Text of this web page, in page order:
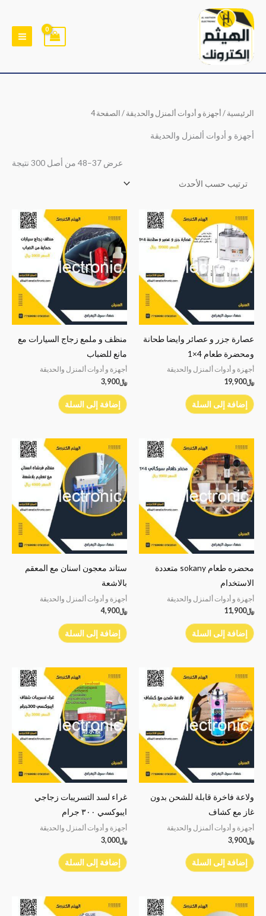
تخطي
المحتوى
الرئيسية / أجهزة و أدوات ألمنزل والحديقة / الصفحة 4
أجهزة و أدوات ألمنزل والحديقة
عرض 37–48 من أصل 300 نتيجة
عصارة جزر و عصائر وايضا طحانة
ومحضرة طعام 4×1
أجهزة و أدوات ألمنزل والحديقة
﷼19,900
إضافة إلى السلة
منظف و ملمع زجاج السيارات مع
مانع للضباب
أجهزة و أدوات ألمنزل والحديقة
﷼3,900
إضافة إلى السلة
محضره طعام sokany متعددة
الاستخدام
أجهزة و أدوات ألمنزل والحديقة
﷼11,900
إضافة إلى السلة
ستاند معجون اسنان مع المعقم
بالاشعة
أجهزة و أدوات ألمنزل والحديقة
﷼4,900
إضافة إلى السلة
ولاعة فاخرة قابلة للشحن بدون
غاز مع كشاف
أجهزة و أدوات ألمنزل والحديقة
﷼3,900
إضافة إلى السلة
غراء لسد التسريبات زجاجي
ايبوكسي ٣٠٠ جرام
أجهزة و أدوات ألمنزل والحديقة
﷼3,000
إضافة إلى السلة